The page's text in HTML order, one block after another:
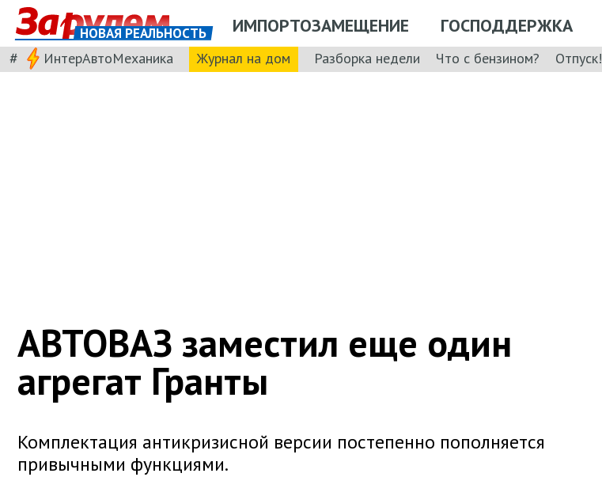
НОВАЯ РЕАЛЬНОСТЬ ИМПОРТОЗАМЕЩЕНИЕ ГОСПОДДЕРЖКА
# ИнтерАвтоМеханика Журнал на дом Разборка недели Что с бензином? Отпуск!
АВТОВАЗ заместил еще один
агрегат Гранты
Комплектация антикризисной версии постепенно пополняется
привычными функциями.